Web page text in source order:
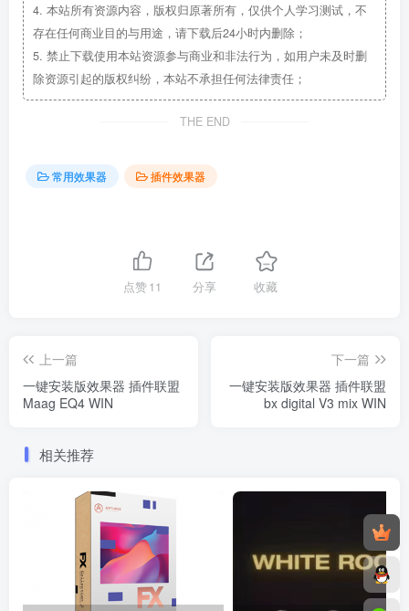
4. 本站所有资源内容，版权归原著所有，仅供个人学习测试，不
存在任何商业目的与用途，请下载后24小时内删除；
5. 禁止下载使用本站资源参与商业和非法行为，如用户未及时删
除资源引起的版权纠纷，本站不承担任何法律责任；
THE END
常用效果器 插件效果器
点赞11 分享 收藏
上一篇
一键安装版效果器 插件联盟
Maag EQ4 WIN
下一篇
一键安装版效果器 插件联盟
bx digital V3 mix WIN
相关推荐